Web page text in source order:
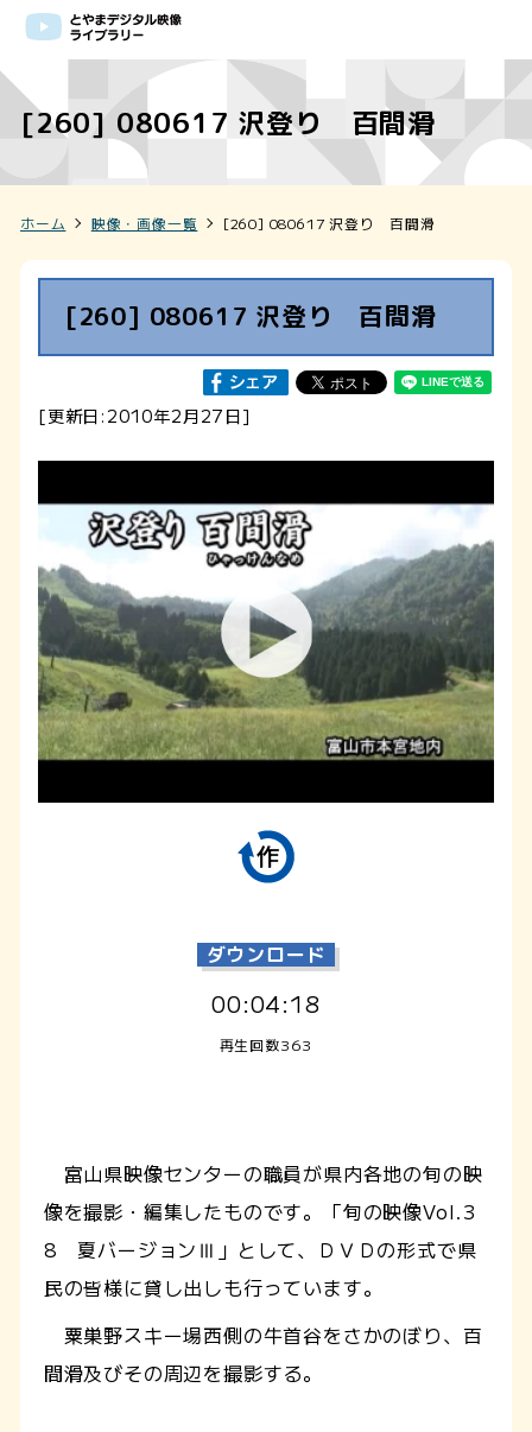
[260] 080617 沢登り 百間滑
ホーム 映像・画像一覧 [260] 080617 沢登り 百間滑
[260] 080617 沢登り 百間滑
[更新日:2010年2月27日]
ダウンロード
00:04:18
再生回数363
富山県映像センターの職員が県内各地の旬の映
像を撮影・編集したものです。「旬の映像Vol.3
8 夏バージョンⅢ」として、ＤＶＤの形式で県
民の皆様に貸し出しも行っています。
粟巣野スキー場西側の牛首谷をさかのぼり、百
間滑及びその周辺を撮影する。